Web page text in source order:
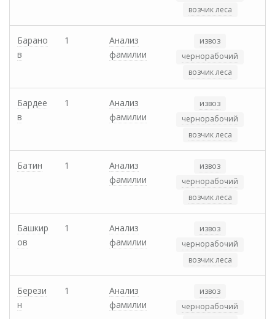
возчик леса
Барано
в
1
Анализ
фамилии
извоз
чернорабочий
возчик леса
Бардее
в
1
Анализ
фамилии
извоз
чернорабочий
возчик леса
Батин 1
Анализ
фамилии
извоз
чернорабочий
возчик леса
Башкир
ов
1
Анализ
фамилии
извоз
чернорабочий
возчик леса
Берези
н
1
Анализ
фамилии
извоз
чернорабочий